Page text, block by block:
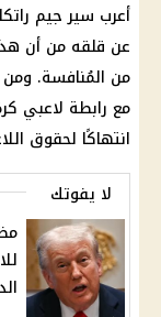
أعرب سير جيم
عن قلقه من أن
من المُنافسة. ومن
مع رابطة لاعبي
انتهاكًا لحقوق
لا يفوتك